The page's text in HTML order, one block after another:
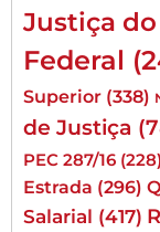
Justiça
Federal
Superior (338)
de Justiça
PEC 287/16 (228)
Estrada (296)
Salarial (417)